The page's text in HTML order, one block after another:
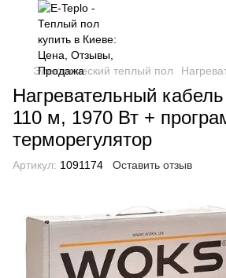
Электрический теплый пол
Нагревательный
110 м, 1970 Вт +
терморегулятор
Артикул: 1091174 Оставить отзыв